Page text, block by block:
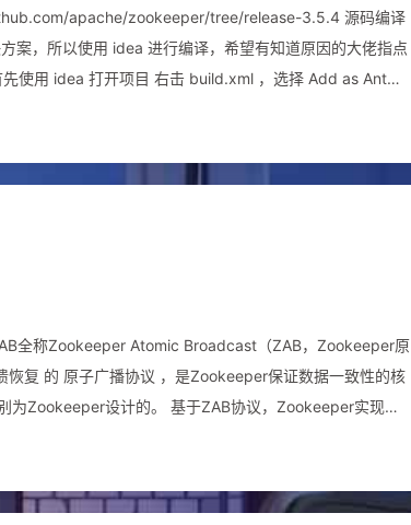
apache/zookeeper/tree/release-3.5.4 源码编译
案，所以使用 idea 进行编译，希望有知道原因的大佬指点
全称Zookeeper Atomic Broadcast（ZAB，Zookeeper原
于ZAB协议，Zookeeper实现了